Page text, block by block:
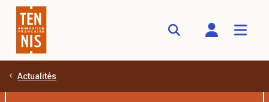
Aller au contenu principal
Actualités